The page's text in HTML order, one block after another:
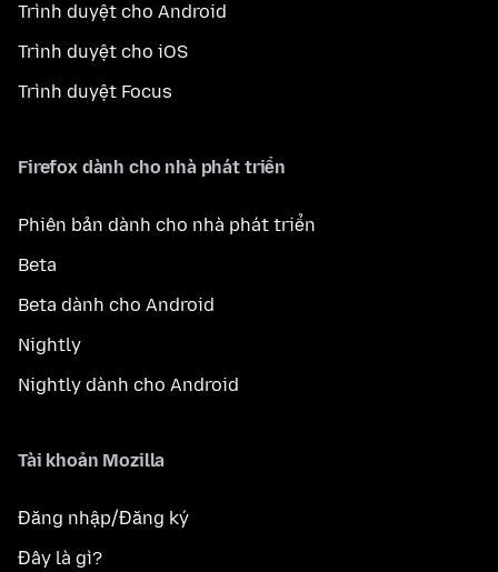
Trình duyệt cho Android
Trình duyệt cho iOS
Trình duyệt Focus
Firefox dành cho nhà phát triển
Phiên bản dành cho nhà phát triển
Beta
Beta dành cho Android
Nightly
Nightly dành cho Android
Tài khoản Mozilla
Đăng nhập/Đăng ký
Đây là gì?